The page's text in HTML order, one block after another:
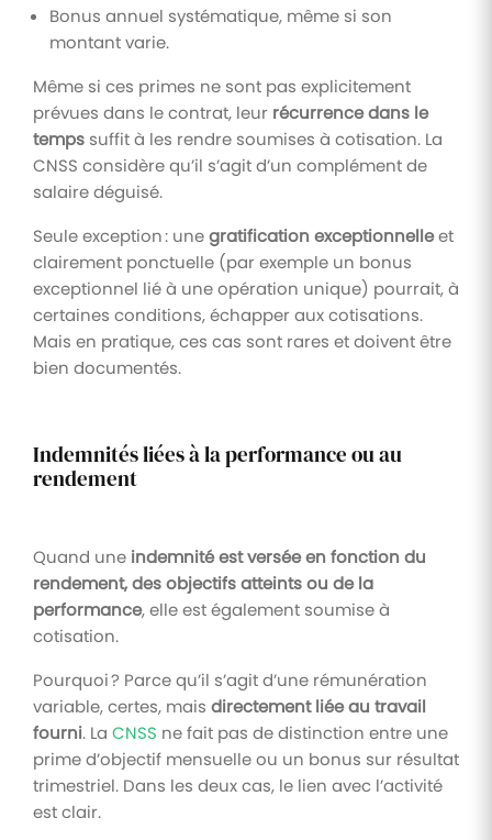
Bonus annuel systématique, même si son
montant varie.
Même si ces primes ne sont pas explicitement
prévues dans le contrat, leur récurrence dans le
temps suffit à les rendre soumises à cotisation. La
CNSS considère qu’il s’agit d’un complément de
salaire déguisé.
Seule exception : unegratification exceptionnelleet
clairement ponctuelle (par exemple un bonus
exceptionnel lié à une opération unique) pourrait, à
certaines conditions, échapper aux cotisations.
Mais en pratique, ces cas sont rares et doivent être
bien documentés.
Indemnités liées à la performance ou au
rendement
Quand une indemnité est versée en fonction du
rendement, des objectifs atteints ou de la
performance, elle est également soumise à
cotisation.
Pourquoi ? Parce qu’il s’agit d’une rémunération
variable, certes, mais directement liée au travail
fourni. La CNSS ne fait pas de distinction entre une
prime d’objectif mensuelle ou un bonus sur résultat
trimestriel. Dans les deux cas, le lien avec l’activité
est clair.